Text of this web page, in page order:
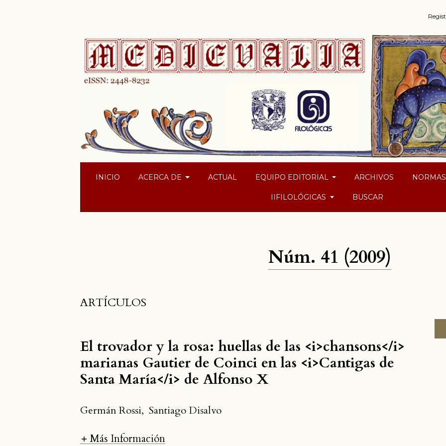
INICIO ACERCA DE ACTUAL EQUIPO EDITORIAL ARCHIVOS
IIFILOLÓGICAS BUSCAR
Núm. 41 (2009)
ARTÍCULOS
El trovador y la rosa: huellas de las <i>chansons</i>
marianas Gautier de Coinci en las <i>Cantigas de
Santa María</i> de Alfonso X
Germán Rossi, Santiago Disalvo
Más Información